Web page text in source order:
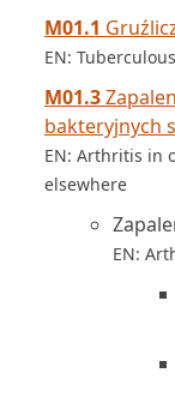
M01.1
EN:
M01.3
bakteryjnych
EN: Arthritis in
elsewhere
EN: